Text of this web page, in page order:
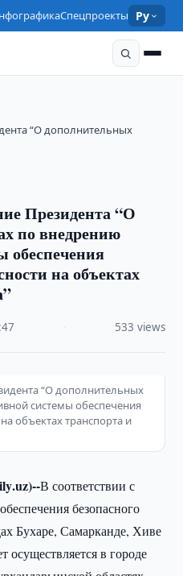
Спецпроекты Ру
“О дополнительных
Президента “О
по внедрению
обеспечения
на объектах
533 views
“О дополнительных
системы обеспечения
объектах транспорта и
.uz)--В соответствии с
безопасного
Бухаре, Самарканде, Хиве
осуществляется в городе